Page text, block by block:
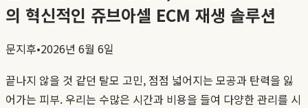
의 혁신적인 쥬브아셀 ECM 재생 솔루션
문지후•2026년 6월 6일
끝나지 않을 것 같던 탈모 고민, 점점 넓어지는 모공과 탄력을 잃
어가는 피부. 우리는 수많은 시간과 비용을 들여 다양한 관리를 시